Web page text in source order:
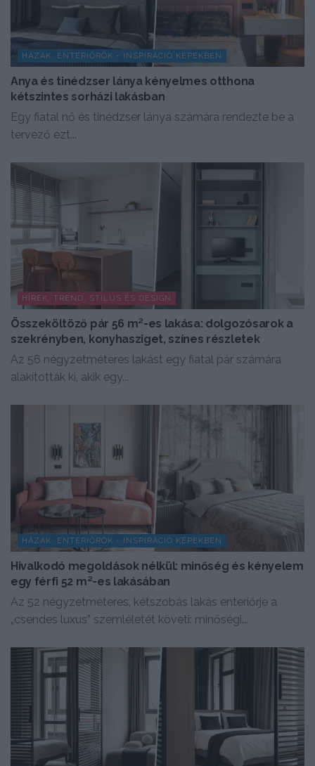
HÁZAK, ENTERIŐRÖK - INSPIRÁCIÓ KÉPEKBEN
Anya és tinédzser lánya kényelmes otthona
kétszintes sorházi lakásban
Egy fiatal nő és tinédzser lánya számára rendezte be a
tervező ezt...
HÍREK, TREND, STÍLUS ÉS DESIGN
Összeköltöző pár 56 m²-es lakása: dolgozósarok a
szekrényben, konyhasziget, színes részletek
Az 56 négyzetméteres lakást egy fiatal pár számára
alakították ki, akik egy...
HÁZAK, ENTERIŐRÖK - INSPIRÁCIÓ KÉPEKBEN
Hivalkodó megoldások nélkül: minőség és kényelem
egy férfi 52 m²-es lakásában
Az 52 négyzetméteres, kétszobás lakás enteriőrje a
„csendes luxus” szemléletét követi: minőségi...